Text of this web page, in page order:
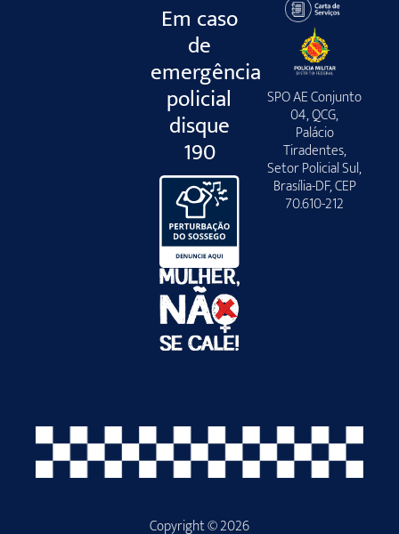
Em caso
de
emergência
policial
disque
190
SPO AE Conjunto
04, QCG,
Palácio
Tiradentes,
Setor Policial Sul,
Brasília-DF, CEP
70.610-212
Copyright © 2026